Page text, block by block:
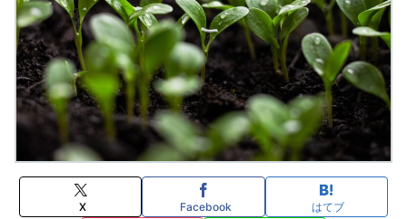
X Facebook はてブ